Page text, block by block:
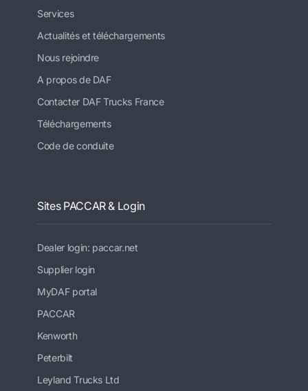
Services
Actualités et téléchargements
Nous rejoindre
A propos de DAF
Contacter DAF Trucks France
Téléchargements
Code de conduite
Sites PACCAR & Login
Dealer login: paccar.net
Supplier login
MyDAF portal
PACCAR
Kenworth
Peterbilt
Leyland Trucks Ltd